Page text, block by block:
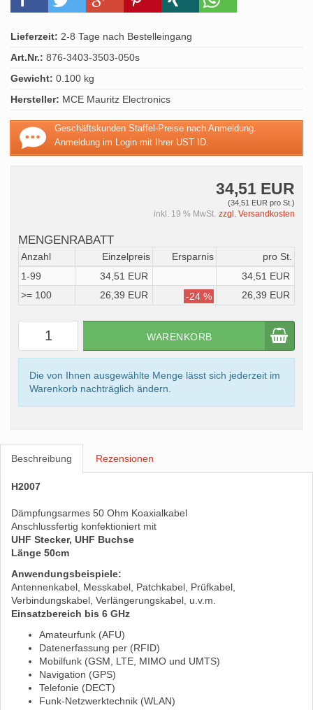
Lieferzeit: 2-8 Tage nach Bestelleingang
Art.Nr.: 876-3403-3503-050s
Gewicht: 0.100 kg
Hersteller: MCE Mauritz Electronics
Geschäftskunden Staffel-Preise nach Anmeldung.
Anmeldung im Login mit Ihrer UST ID.
34,51 EUR
(34,51 EUR pro St.)
inkl. 19 % MwSt. zzgl. Versandkosten
MENGENRABATT
Anzahl Einzelpreis Ersparnis
pro St.
1-99
34,51 EUR
34,51 EUR
>= 100
26,39 EUR -24 % 26,39 EUR
WARENKORB
Die von Ihnen ausgewählte Menge lässt sich jederzeit im
Warenkorb nachträglich ändern.
Beschreibung Rezensionen
H2007
Dämpfungsarmes 50 Ohm Koaxialkabel
Anschlussfertig konfektioniert mit
UHF Stecker, UHF Buchse
Länge 50cm
Anwendungsbeispiele:
Antennenkabel, Messkabel, Patchkabel, Prüfkabel,
Verbindungskabel, Verlängerungskabel, u.v.m.
Einsatzbereich bis 6 GHz
Amateurfunk (AFU)
Datenerfassung per (RFID)
Mobilfunk (GSM, LTE, MIMO und UMTS)
Navigation (GPS)
Telefonie (DECT)
Funk-Netzwerktechnik (WLAN)